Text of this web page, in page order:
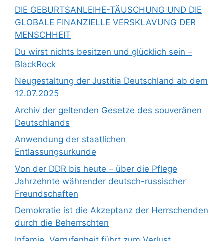
DIE GEBURTSANLEIHE-TÄUSCHUNG UND DIE
GLOBALE FINANZIELLE VERSKLAVUNG DER
MENSCHHEIT
Du wirst nichts besitzen und glücklich sein –
BlackRock
Neugestaltung der Justitia Deutschland ab dem
12.07.2025
Archiv der geltenden Gesetze des souveränen
Deutschlands
Anwendung der staatlichen
Entlassungsurkunde
Von der DDR bis heute – über die Pflege
Jahrzehnte währender deutsch-russischer
Freundschaften
Demokratie ist die Akzeptanz der Herrschenden
durch die Beherrschten